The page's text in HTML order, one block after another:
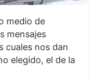
medio de
mensajes
cuales nos dan
elegido, el de la